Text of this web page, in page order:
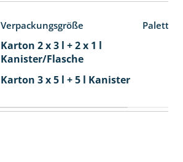
Verpackungsgröße
Karton 2 x 3 l + 2 x 1 l
Kanister/Flasche
Karton 3 x 5 l + 5 l Kanister